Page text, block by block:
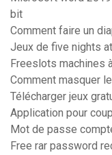
bit
Comment faire un
Jeux de five nights
Freeslots machines
Comment masquer
Télécharger jeux
Application pour
Mot de passe
Free rar password